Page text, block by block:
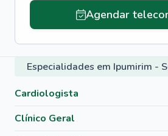
Agendar
Especialidades em Ipumirim -
Cardiologista
Clínico Geral